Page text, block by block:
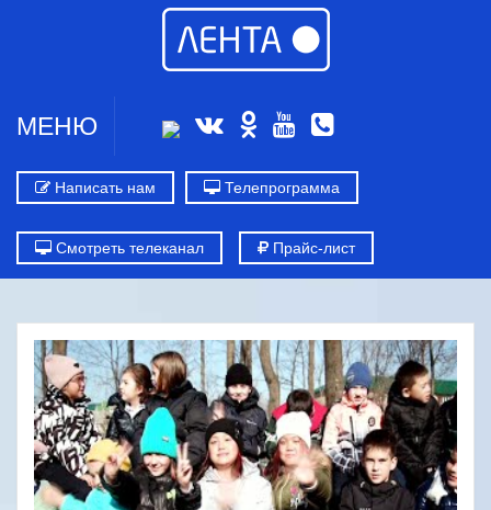
МЕНЮ
Написать нам Телепрограмма
Смотреть телеканал Прайс-лист